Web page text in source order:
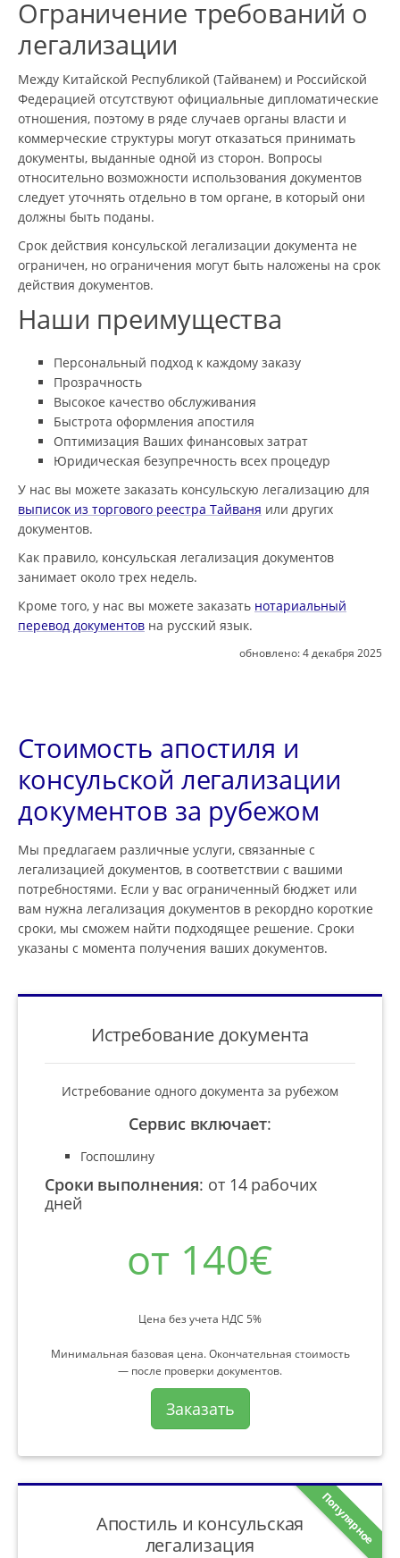
Ограничение требований о
легализации
Между Китайской Республикой (Тайванем) и Российской
Федерацией отсутствуют официальные дипломатические
отношения, поэтому в ряде случаев органы власти и
коммерческие структуры могут отказаться принимать
документы, выданные одной из сторон. Вопросы
относительно возможности использования документов
следует уточнять отдельно в том органе, в который они
должны быть поданы.
Срок действия консульской легализации документа не
ограничен, но ограничения могут быть наложены на срок
действия документов.
Наши преимущества
Персональный подход к каждому заказу
Прозрачность
Высокое качество обслуживания
Быстрота оформления апостиля
Оптимизация Ваших финансовых затрат
Юридическая безупречность всех процедур
У нас вы можете заказать консульскую легализацию для
выписок из торгового реестра Тайваня или других
документов.
Как правило, консульская легализация документов
занимает около трех недель.
Кроме того, у нас вы можете заказать нотариальный
перевод документов на русский язык.
обновлено:4 декабря 2025
Стоимость апостиля и
консульской легализации
документов за рубежом
Мы предлагаем различные услуги, связанные с
легализацией документов, в соответствии с вашими
потребностями. Если у вас ограниченный бюджет или
вам нужна легализация документов в рекордно короткие
сроки, мы сможем найти подходящее решение. Сроки
указаны с момента получения ваших документов.
Истребование документа
Истребование одного документа за рубежом
Сервис включает:
Госпошлину
Сроки выполнения: от 14 рабочих
дней
от 140€
Цена без учета НДС 5%
Минимальная базовая цена. Окончательная стоимость
— после проверки документов.
Заказать
Популярное
Апостиль и консульская
легализация